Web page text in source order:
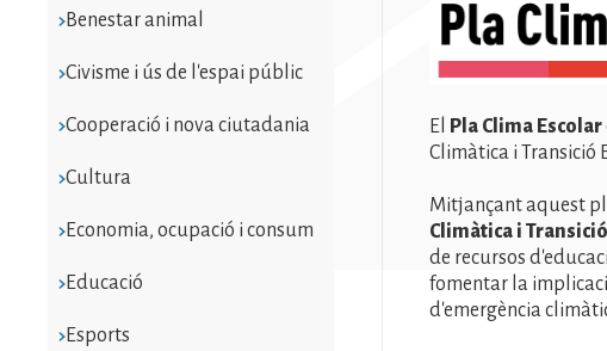
Benestar animal
Civisme i ús de l'espai públic
Cooperació i nova ciutadania
Cultura
Economia, ocupació i consum
Educació
Esports
El Pla Clima Escolar
Climàtica i Transició
Mitjançant aquest
Climàtica i
de recursos
fomentar la
d'emergència